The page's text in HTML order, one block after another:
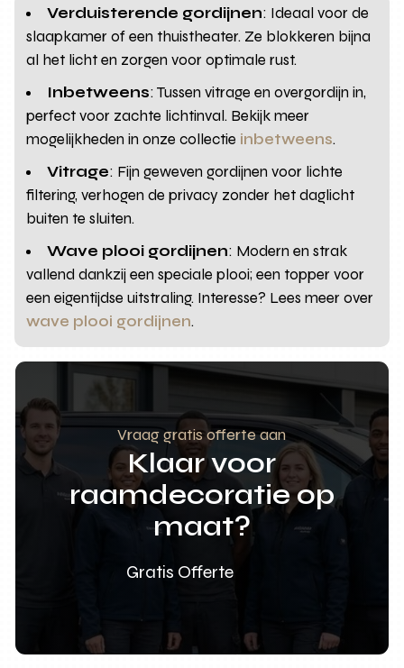
Verduisterende gordijnen: Ideaal voor de
slaapkamer of een thuistheater. Ze blokkeren bijna
al het licht en zorgen voor optimale rust.
Inbetweens: Tussen vitrage en overgordijn in,
perfect voor zachte lichtinval. Bekijk meer
mogelijkheden in onze collectie inbetweens.
Vitrage: Fijn geweven gordijnen voor lichte
filtering, verhogen de privacy zonder het daglicht
buiten te sluiten.
Wave plooi gordijnen: Modern en strak
vallend dankzij een speciale plooi; een topper voor
een eigentijdse uitstraling. Interesse? Lees meer over
wave plooi gordijnen.
Vraag gratis offerte aan
Klaar voor
raamdecoratie op
maat?
Gratis Offerte